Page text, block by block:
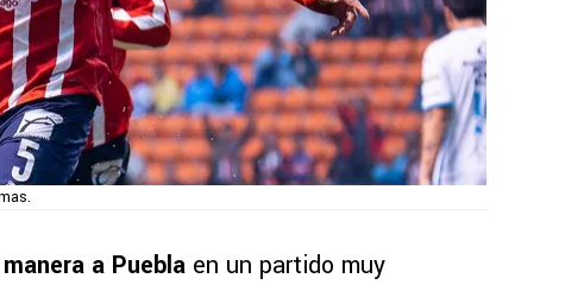
a Puebla en un partido muy